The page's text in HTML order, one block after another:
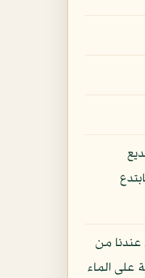
عندنا من
على الماء